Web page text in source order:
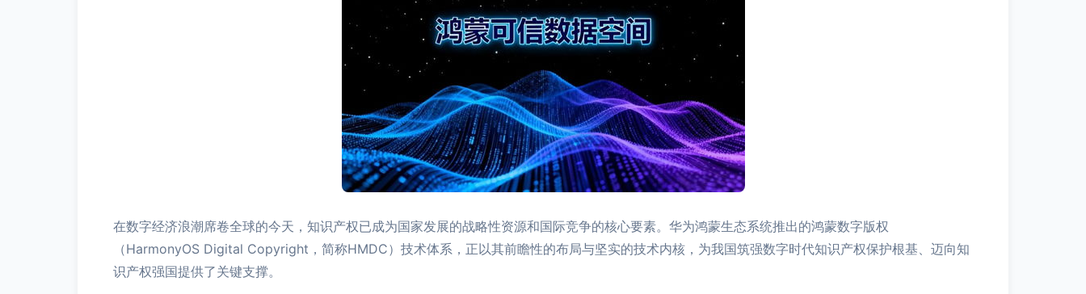
在数字经济浪潮席卷全球的今天，知识产权已成为国家发展的战略性资源和国际竞争的核心要素。华为鸿蒙生态系统推出的鸿蒙数字版权
（HarmonyOS Digital Copyright，简称HMDC）技术体系，正以其前瞻性的布局与坚实的技术内核，为我国筑强数字时代知识产权保护根基、迈向知
识产权强国提供了关键支撑。